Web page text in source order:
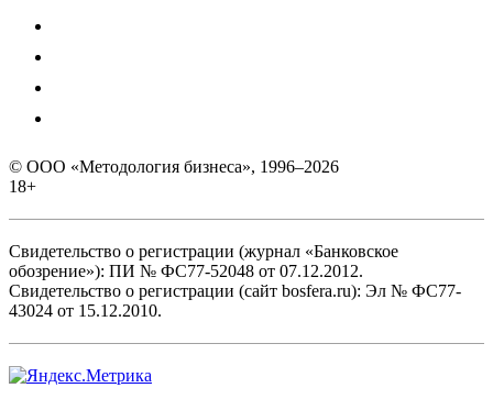
© ООО «Методология бизнеса», 1996–2026
18+
Свидетельство о регистрации (журнал «Банковское
обозрение»): ПИ № ФС77-52048 от 07.12.2012.
Свидетельство о регистрации (сайт bosfera.ru): Эл № ФС77-
43024 от 15.12.2010.